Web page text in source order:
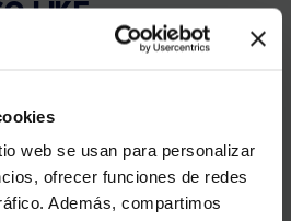
web se usan para personalizar
ofrecer funciones de redes
Además, compartimos
LIKE